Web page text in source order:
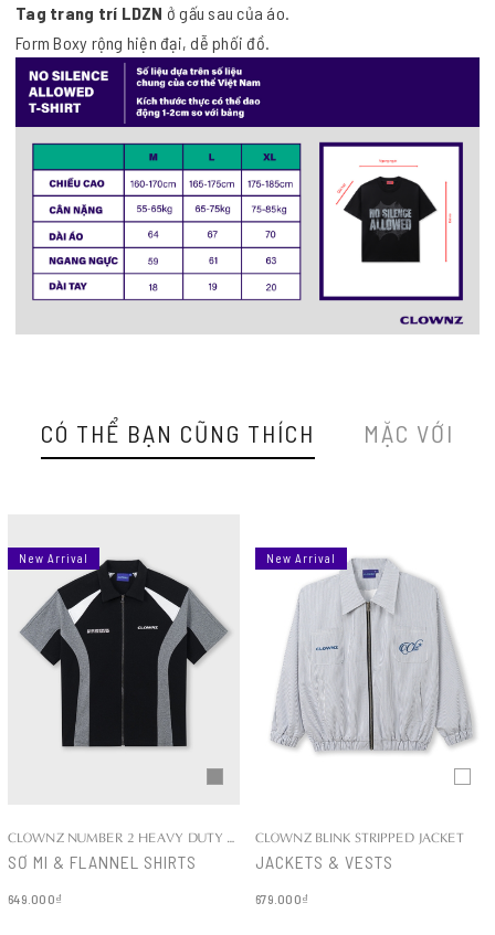
Tag trang trí LDZN ở gấu sau của áo.
Form Boxy rộng hiện đại, dễ phối đồ.
CÓ THỂ BẠN CŨNG THÍCH MẶC VỚI
New Arrival
SƠ MI & FLANNEL SHIRTS
649.000₫
New Arrival
CLOWNZ BLINK STRIPPED JACKET
JACKETS & VESTS
679.000₫